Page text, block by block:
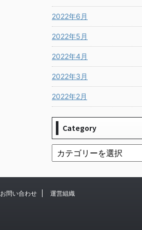
2022年6月
2022年5月
2022年4月
2022年3月
2022年2月
Category
お問い合わせ 運営組織